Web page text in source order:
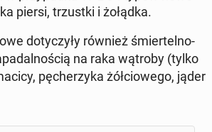
piersi, trzust­ki i żołądka.
do­ty­czy­ły również śmier­tel­no­
na raka wątroby (tylko
pę­che­rzy­ka żół­cio­we­go, jąder